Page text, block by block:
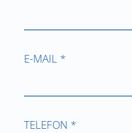
E-MAIL *
TELEFON *